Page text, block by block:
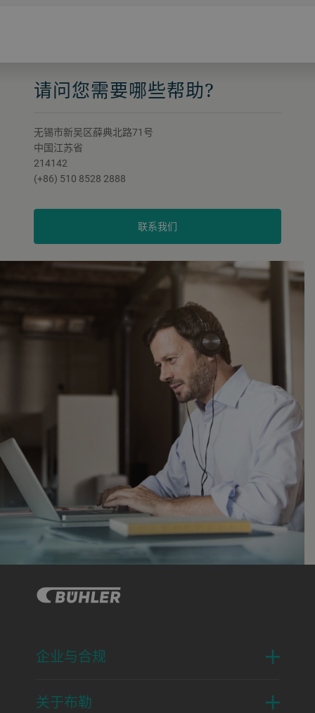
请问您需要哪些帮助?
无锡市新吴区薛典北路71号
中国江苏省
214142
(+86) 510 8528 2888
联系我们
企业与合规
关于布勒